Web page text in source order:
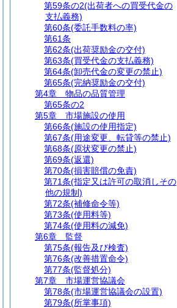
第59条の2(出荷者への買受代金の
支払義務)
第60条(委託手数料の率)
第61条
第62条(出荷奨励金の交付)
第63条(買受代金の支払義務)
第64条(卸売代金の変更の禁止)
第65条(完納奨励金の交付)
第4章
物品の品質管理
第65条の2
第5章
市場施設の使用
第66条(施設の使用指定)
第67条(用途変更、転貸等の禁止)
第68条(原状変更の禁止)
第69条(返還)
第70条(損害賠償の免責)
第71条(指定又は許可の取消しその
他の規制)
第72条(補修命令等)
第73条(使用料等)
第74条(使用料の減免)
第6章
監督
第75条(報告及び検査)
第76条(改善措置命令)
第77条(監督処分)
第7章
市場運営協議会
第78条(市場運営協議会の設置)
第79条(所掌事項)